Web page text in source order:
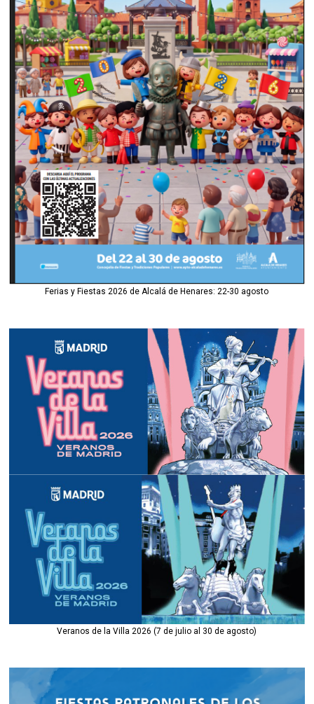
Ferias y Fiestas 2026 de Alcalá de Henares: 22-30 agosto
Veranos de la Villa 2026 (7 de julio al 30 de agosto)